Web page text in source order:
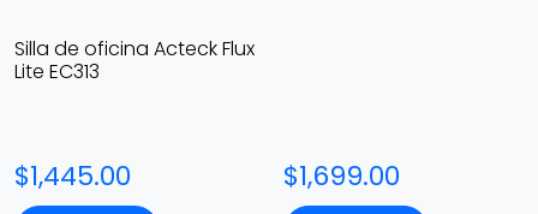
Silla de oficina Acteck Flux
Lite EC313
$1,445.00 $1,699.00